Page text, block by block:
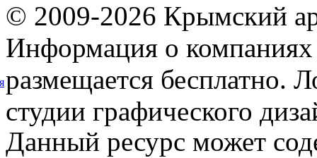
© 2009-2026 Крымский
Информация о компаниях
размещается бесплатно.
студии графического
Данный ресурс может